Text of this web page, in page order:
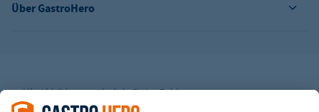
Über GastroHero
Alle Abbildungen ähnlich. Einige Zahlungsarten
könnenZusatzkostenverursachen.